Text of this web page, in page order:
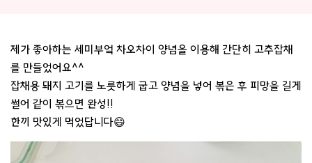
제가 좋아하는 세미부엌 차오차이 양념을 이용해 간단히 고추잡채
를 만들었어요^^
잡채용 돼지 고기를 노릇하게 굽고 양념을 넣어 볶은 후 피망을 길게
썰어 같이 볶으면 완성!!
한끼 맛있게 먹었답니다😄